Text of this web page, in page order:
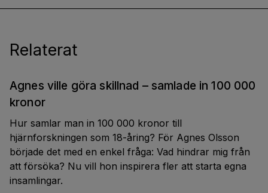
Relaterat
Agnes ville göra skillnad – samlade in 100 000
kronor
Hur samlar man in 100 000 kronor till
hjärnforskningen som 18-åring? För Agnes Olsson
började det med en enkel fråga: Vad hindrar mig från
att försöka? Nu vill hon inspirera fler att starta egna
insamlingar.